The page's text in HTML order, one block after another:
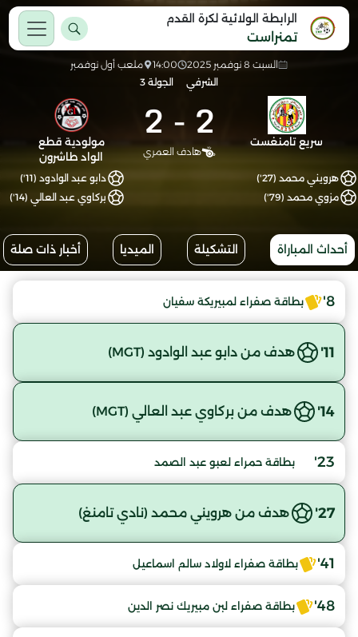
الرابطة الولائية لكرة القدم
تمنراست
السبت 8 نوفمبر 2025 14:00
ملعب أول نوفمبر
الشرفي
الجولة 3
سريع تامنغست 2
-
2
هادف العمري
مولودية قطع
الواد طاشرون
هرويني محمد (27')
مزوي محمد (79')
دابو عبد الوادود (11')
بركاوي عبد العالي (14')
أحداث المباراة التشكيلة الميديا أخبار ذات صلة
8' بطاقة صفراء لمبيريكة سفيان
11' هدف من دابو عبد الوادود (MGT)
14' هدف من بركاوي عبد العالي (MGT)
23' بطاقة حمراء لعبو عبد الصمد
27' هدف من هرويني محمد (نادي تامنغ)
41' بطاقة صفراء لاولاد سالم اسماعيل
48' بطاقة صفراء لبن مبيريك نصر الدين